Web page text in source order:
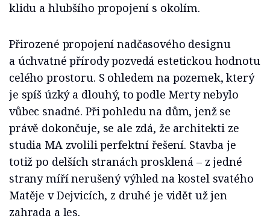
klidu a hlubšího propojení s okolím.
Přirozené propojení nadčasového designu
a úchvatné přírody pozvedá estetickou hodnotu
celého prostoru. S ohledem na pozemek, který
je spíš úzký a dlouhý, to podle Merty nebylo
vůbec snadné. Při pohledu na dům, jenž se
právě dokončuje, se ale zdá, že architekti ze
studia MA zvolili perfektní řešení. Stavba je
totiž po delších stranách prosklená – z jedné
strany míří nerušený výhled na kostel svatého
Matěje v Dejvicích, z druhé je vidět už jen
zahrada a les.